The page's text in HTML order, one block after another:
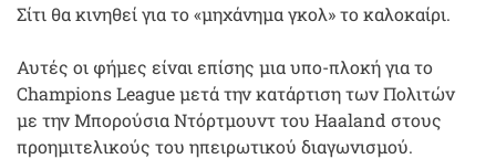
Σίτι θα κινηθεί για το «μηχάνημα γκολ» το καλοκαίρι.
Αυτές οι φήμες είναι επίσης μια υπο-πλοκή για το
Champions League μετά την κατάρτιση των Πολιτών
με την Μπορούσια Ντόρτμουντ του Haaland στους
προημιτελικούς του ηπειρωτικού διαγωνισμού.